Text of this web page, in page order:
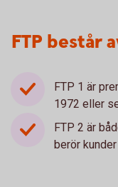
FTP består
FTP 1 är
1972 eller
FTP 2 är
berör